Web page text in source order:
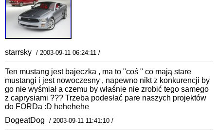
starrsky / 2003-09-11 06:24:11 /
Ten mustang jest bajeczka , ma to "coś " co mają stare
mustangi i jest nowoczesny , napewno nikt z konkurencji by
go nie wyśmiał a czemu by właśnie nie zrobić tego samego
z caprysiami ??? Trzeba podesłać pare naszych projektów
do FORDa :D hehehehe
DogeatDog
/ 2003-09-11 11:41:10 /